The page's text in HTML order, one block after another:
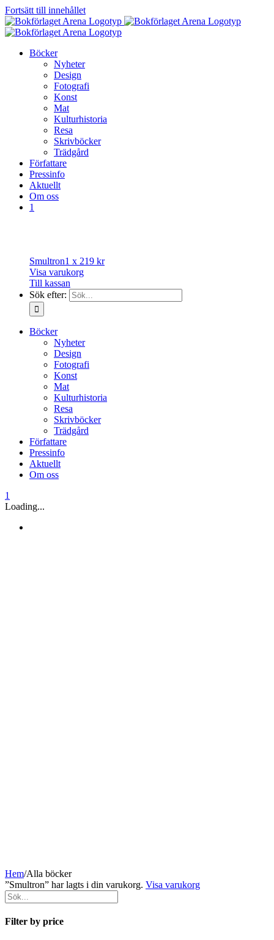
Fortsätt till innehållet
Böcker
Nyheter
Design
Fotografi
Konst
Mat
Kulturhistoria
Resa
Skrivböcker
Trädgård
Författare
Pressinfo
Aktuellt
Om oss
1
Smultron1 x 219 kr
Visa varukorg
Till kassan
Sök efter:
Böcker
Nyheter
Design
Fotografi
Konst
Mat
Kulturhistoria
Resa
Skrivböcker
Trädgård
Författare
Pressinfo
Aktuellt
Om oss
1
Loading...
Hem/Alla böcker
”Smultron” har lagts i din varukorg. Visa varukorg
Filter by price